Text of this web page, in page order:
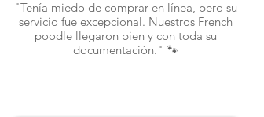
"Tenía miedo de comprar en línea, pero su
servicio fue excepcional. Nuestros French
poodle llegaron bien y con toda su
documentación." 🐾